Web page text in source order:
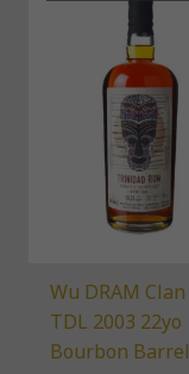
Wu DRAM Clan
TDL 2003 22yo
Bourbon Barrel